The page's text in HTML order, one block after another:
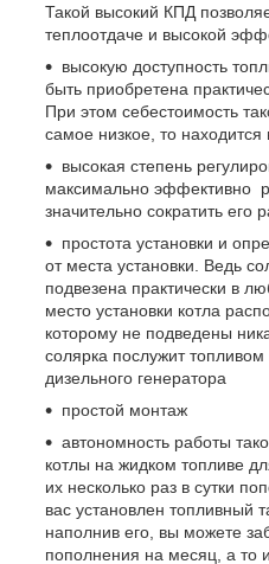
Такой высокий КПД
теплоотдаче и высокой
высокую доступность
быть приобретена
При этом себестоимость
самое низкое, то
высокая степень
максимально эффективно
значительно сократить его
простота установки и
от места установки. Ведь
подвезена практически в
место установки котла
которому не подведены
солярка послужит
дизельного генератора
простой монтаж
автономность работы
котлы на жидком топливе
их несколько раз в сутки
вас установлен топливный
наполнив его, вы можете
пополнения на месяц, а то